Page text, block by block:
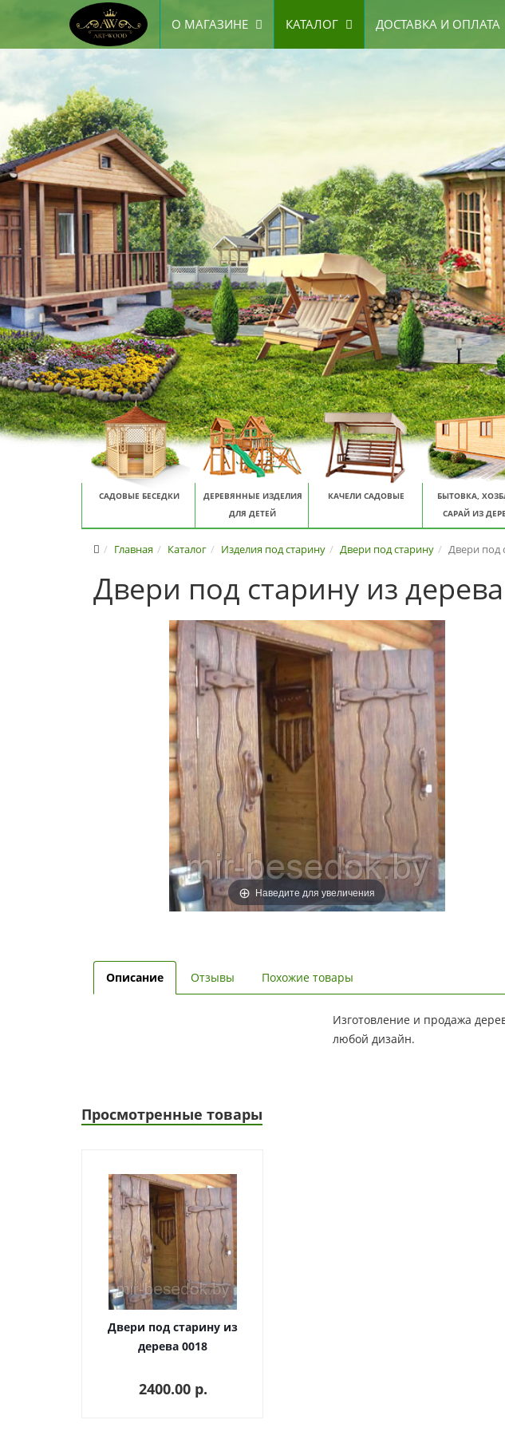
О МАГАЗИНЕ КАТАЛОГ ДОСТАВКА И ОПЛАТА
САДОВЫЕ БЕСЕДКИ
ДЕРЕВЯННЫЕ ИЗДЕЛИЯ
ДЛЯ ДЕТЕЙ
КАЧЕЛИ САДОВЫЕ
БЫТОВКА,
САРАЙ ИЗ
Главная Каталог Изделия под старину Двери под старину Двери под
Двери под старину из
Наведите для увеличения
Описание Отзывы Похожие товары
Изготовление и продажа
любой дизайн.
Просмотренные товары
Двери под старину из
дерева 0018
2400.00 p.